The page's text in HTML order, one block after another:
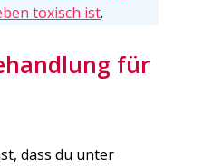
toxisch ist.
für
dass du unter